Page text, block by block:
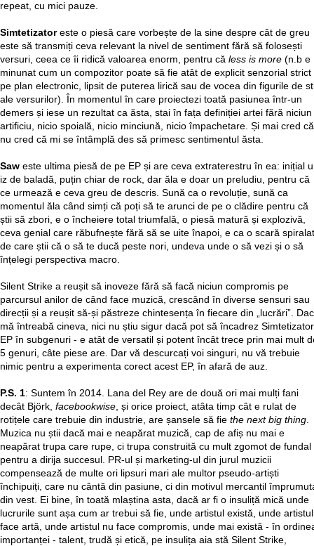
repeat, cu mici pauze.
Simtetizatoreste o piesă care vorbește de la sine despre cât de greu
este să transmiți ceva relevant la nivel de sentiment fără să folosești
versuri, ceea ce îi ridică valoarea enorm, pentru că less is more (n.b e
minunat cum un compozitor poate să fie atât de explicit senzorial strict
pe plan electronic, lipsit de puterea lirică sau de vocea din figurile de
ale versurilor). În momentul în care proiectezi toată pasiunea într-un
demers și iese un rezultat ca ăsta, stai în fața definiției artei fără niciun
artificiu, nicio spoială, nicio minciună, nicio împachetare. Și mai cred că
nu cred că mi se întâmplă des să primesc sentimentul ăsta.
Saw este ultima piesă de pe EP și are ceva extraterestru în ea: inițial
iz de baladă, puțin chiar de rock, dar ăla e doar un preludiu, pentru că
ce urmează e ceva greu de descris. Sună ca o revoluție, sună ca
momentul ăla când simți că poți să te arunci de pe o clădire pentru că
știi să zbori, e o încheiere total triumfală, o piesă matură și explozivă,
ceva genial care răbufnește fără să se uite înapoi, e ca o scară
de care știi că o să te ducă peste nori, undeva unde o să vezi și o să
înțelegi perspectiva macro.
Silent Strike a reușit să inoveze fără să facă niciun compromis pe
parcursul anilor de când face muzică, crescând în diverse sensuri sau
direcții și a reușit să-și păstreze chintesența în fiecare din „lucrări”.
mă întreabă cineva, nici nu știu sigur dacă pot să încadrez Simtetizator
EP în subgenuri - e atât de versatil și potent încât trece prin mai mult
5 genuri, câte piese are. Dar vă descurcați voi singuri, nu vă trebuie
nimic pentru a experimenta corect acest EP, în afară de auz.
P.S. 1: Suntem în 2014. Lana del Rey are de două ori mai mulți fani
decât Björk, facebookwise, și orice proiect, atâta timp cât e rulat de
rotițele care trebuie din industrie, are șansele să fie the next big thing.
Muzica nu știi dacă mai e neapărat muzică, cap de afiș nu mai e
neapărat trupa care rupe, ci trupa construită cu mult zgomot de fundal
pentru a dirija succesul. PR-ul și marketing-ul din jurul muzicii
compensează de multe ori lipsuri mari ale multor pseudo-artiști
închipuiți, care nu cântă din pasiune, ci din motivul mercantil
din vest. Ei bine, în toată mlaștina asta, dacă ar fi o insuliță mică unde
lucrurile sunt așa cum ar trebui să fie, unde artistul există, unde artistul
face artă, unde artistul nu face compromis, unde mai există - în
importanței - talent, trudă și etică, pe insulița aia stă Silent Strike,